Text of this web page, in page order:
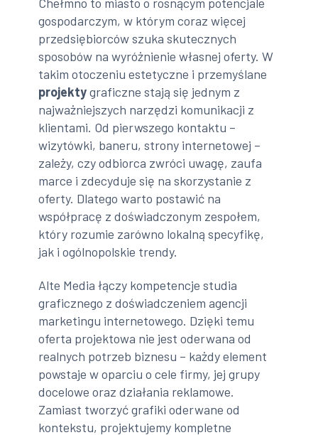
gospodarczym, w którym coraz więcej
przedsiębiorców szuka skutecznych
sposobów na wyróżnienie własnej oferty. W
takim otoczeniu estetyczne i przemyślane
projektygraficzne stają się jednym z
najważniejszych narzędzi komunikacji z
klientami. Od pierwszego kontaktu –
wizytówki, baneru, strony internetowej –
zależy, czy odbiorca zwróci uwagę, zaufa
marce i zdecyduje się na skorzystanie z
oferty. Dlatego warto postawić na
współpracę z doświadczonym zespołem,
który rozumie zarówno lokalną specyfikę,
jak i ogólnopolskie trendy.
Alte Media łączy kompetencje studia
graficznego z doświadczeniem agencji
marketingu internetowego. Dzięki temu
oferta projektowa nie jest oderwana od
realnych potrzeb biznesu – każdy element
powstaje w oparciu o cele firmy, jej grupy
docelowe oraz działania reklamowe.
Zamiast tworzyć grafiki oderwane od
kontekstu, projektujemy kompletne